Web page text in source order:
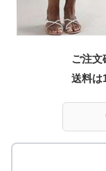
ご注文
送料は